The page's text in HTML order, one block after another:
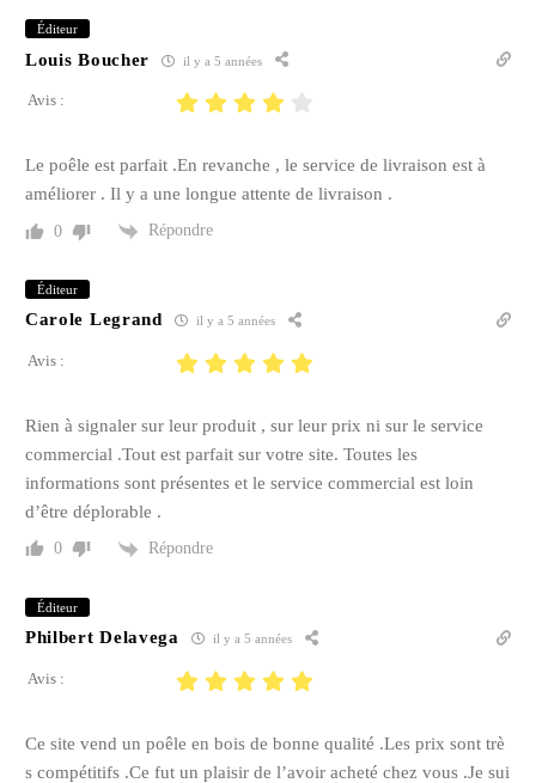
Éditeur
Louis Boucher il y a 5 années
Avis :
Le poêle est parfait .En revanche , le service de livraison est à
améliorer . Il y a une longue attente de livraison .
0 Répondre
Éditeur
Carole Legrand il y a 5 années
Avis :
Rien à signaler sur leur produit , sur leur prix ni sur le service
commercial .Tout est parfait sur votre site. Toutes les
informations sont présentes et le service commercial est loin
d’être déplorable .
0 Répondre
Éditeur
Philbert Delavega il y a 5 années
Avis :
Ce site vend un poêle en bois de bonne qualité .Les prix sont trè
s compétitifs .Ce fut un plaisir de l’avoir acheté chez vous .Je sui